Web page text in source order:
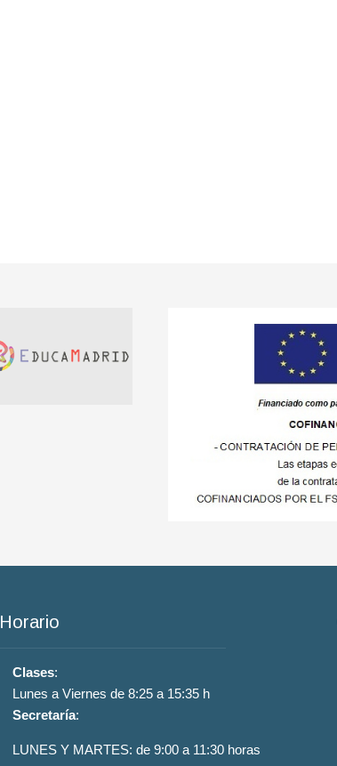
Horario
Clases:
Lunes a Viernes de 8:25 a 15:35 h
Secretaría:
LUNES Y MARTES: de 9:00 a 11:30 horas